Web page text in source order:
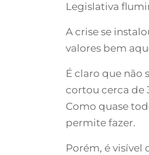
Legislativa
A crise se
valores bem
É claro que não
cortou cerca de
Como quase
permite fazer.
Porém, é visível